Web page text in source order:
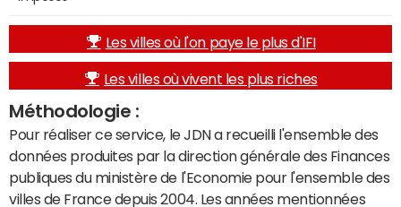
Les villes où l'on paye le plus d'IFI
Les villes où vivent les plus riches
Méthodologie :
Pour réaliser ce service, le JDN a recueilli l'ensemble des
données produites par la direction générale des Finances
publiques du ministère de l'Economie pour l'ensemble des
villes de France depuis 2004. Les années mentionnées